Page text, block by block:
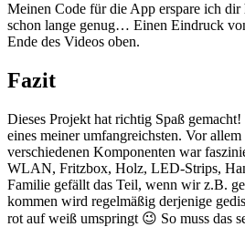
Meinen Code für die App erspare ich dir
schon lange genug… Einen Eindruck
Ende des Videos oben.
Fazit
Dieses Projekt hat richtig Spaß
eines meiner umfangreichsten. Vor
verschiedenen Komponenten war
WLAN, Fritzbox, Holz, LED-Strips,
Familie gefällt das Teil, wenn wir z.B.
kommen wird regelmäßig derjenige
rot auf weiß umspringt 😉 So muss das